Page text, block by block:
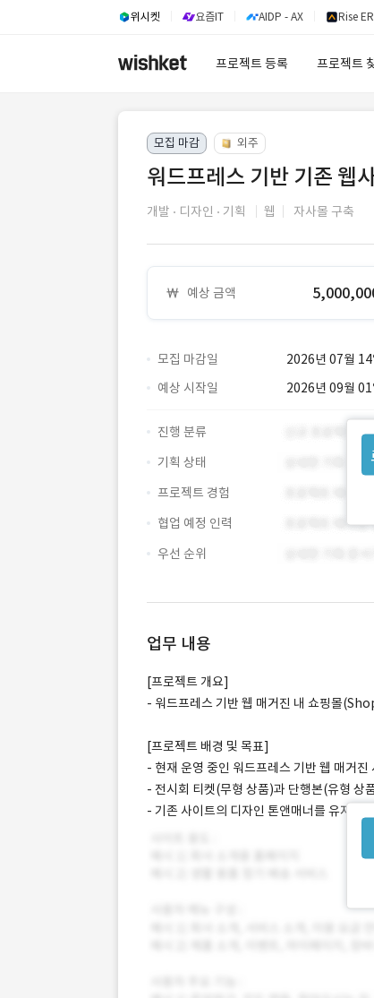
위시켓 요즘IT AIDP - AX Rise
프로젝트 등록 프로젝트
모집 마감 외주
워드프레스 기반 기존 웹
개발 디자인 기획 웹 자사몰 구축
예상 금액
모집 마감일 2026년 07월 14
예상 시작일 2026년 09월 01
진행 분류
기획 상태
프로젝트 경험
협업 예정 인력
우선 순위
업무 내용
[프로젝트 개요]
- 워드프레스 기반 웹 매거진 내 쇼핑몰
[프로젝트 배경 및 목표]
- 현재 운영 중인 워드프레스 기반 웹 매거
- 전시회 티켓(무형 상품)과 단행본(유형 상
- 기존 사이트의 디자인 톤앤매너를 유지하